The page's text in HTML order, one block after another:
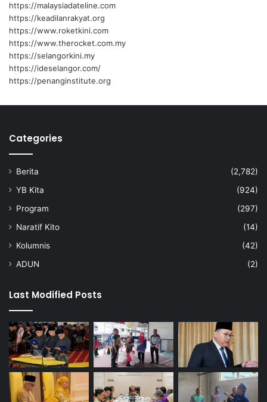
n
i
i
s
u
s
o
l
https://malaysiadateline.com
https://keadilanrakyat.org
https://www.roketkini.com
https://www.therocket.com.my
https://selangorkini.my
https://ideselangor.com/
https://penanginstitute.org
Categories
Berita
(2,782)
YB Kita
(924)
Program
(297)
Naratif Kito
(14)
Kolumnis
(42)
ADUN
(2)
Last Modified Posts